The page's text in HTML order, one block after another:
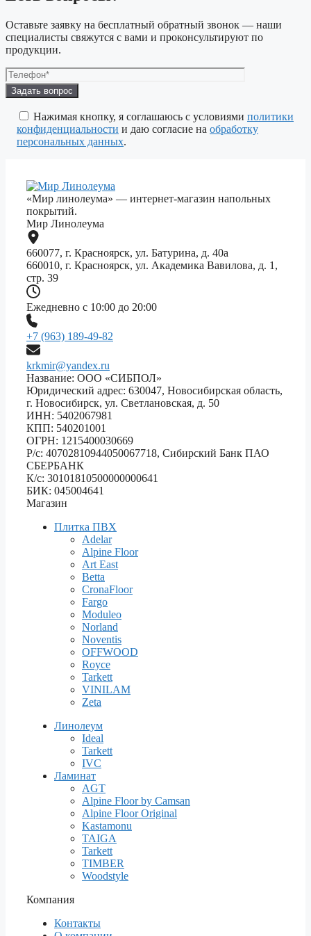
Оставьте заявку на бесплатный обратный звонок — наши
специалисты свяжутся с вами и проконсультируют по
продукции.
Оставьте
это
поле
пустым.
Нажимая кнопку, я соглашаюсь с условиями политики
конфиденциальности и даю согласие на обработку
персональных данных.
«Мир линолеума» — интернет-магазин напольных
покрытий.
Мир Линолеума
660077, г. Красноярск, ул. Батурина, д. 40а
660010, г. Красноярск, ул. Академика Вавилова, д. 1,
стр. 39
Ежедневно с 10:00 до 20:00
+7 (963) 189-49-82
krkmir@yandex.ru
Название: ООО «СИБПОЛ»
Юридический адрес: 630047, Новосибирская область,
г. Новосибирск, ул. Светлановская, д. 50
ИНН: 5402067981
КПП: 540201001
ОГРН: 1215400030669
Р/с: 40702810944050067718, Сибирский Банк ПАО
СБЕРБАНК
К/с: 30101810500000000641
БИК: 045004641
Магазин
Плитка ПВХ
Adelar
Alpine Floor
Art East
Betta
CronaFloor
Fargo
Moduleo
Norland
Noventis
OFFWOOD
Royce
Tarkett
VINILAM
Zeta
Линолеум
Ideal
Tarkett
IVC
Ламинат
AGT
Alpine Floor by Camsan
Alpine Floor Original
Kastamonu
TAIGA
Tarkett
TIMBER
Woodstyle
Компания
Контакты